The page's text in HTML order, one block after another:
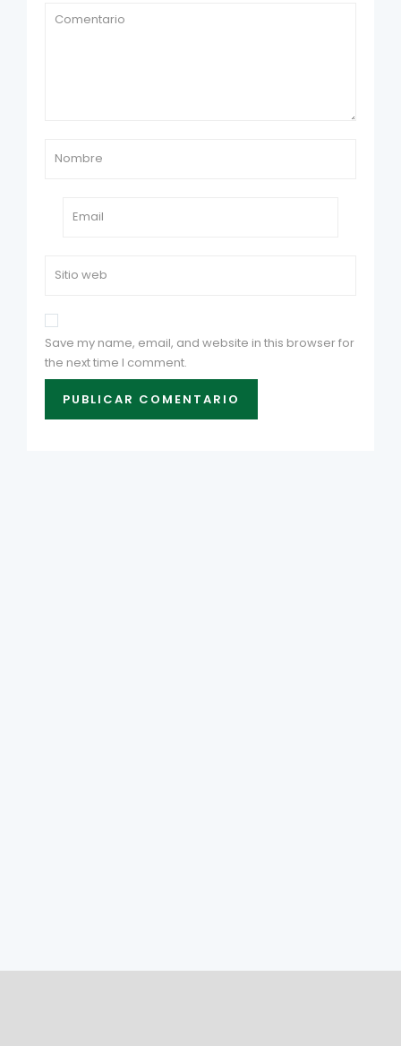
Save my name, email, and website in this browser for
the next time I comment.